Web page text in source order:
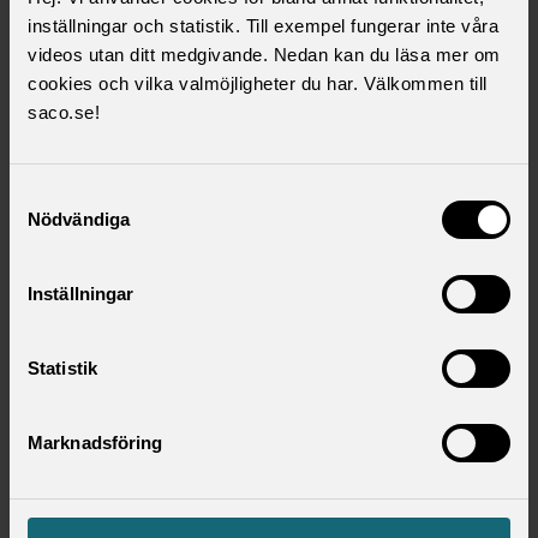
inställningar och statistik. Till exempel fungerar inte våra
videos utan ditt medgivande. Nedan kan du läsa mer om
cookies och vilka valmöjligheter du har. Välkommen till
saco.se!
Nödvändiga
Inställningar
Statistik
Marknadsföring
Förutom detta har förbunden inom Saco-S
ytterligare stöd till sina kontaktmyndigheter,
du hittar det på respektive förbunds
hemsida.
Utbildningsmaterial:
PP-presentation – Presentation av det partsgemensamma
PP-presentation – Lönesättande samtal
Film - Hur förbereder du dig inför ditt lönesättande samtal